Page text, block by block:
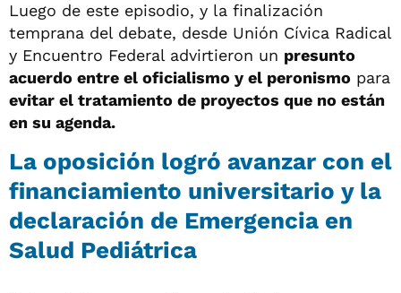
Luego de este episodio, y la finalización
temprana del debate, desde Unión Cívica Radical
y Encuentro Federal advirtieron un presunto
acuerdo entre el oficialismo y el peronismo para
evitar el tratamiento de proyectos que no están
en su agenda.
La oposición logró avanzar con el
financiamiento universitario y la
declaración de Emergencia en
Salud Pediátrica